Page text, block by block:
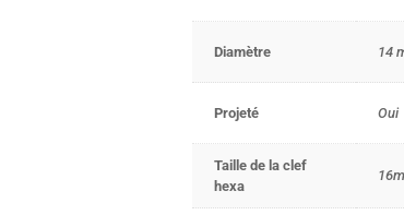
Diamètre 14
Projeté Oui
Taille de la clef
hexa